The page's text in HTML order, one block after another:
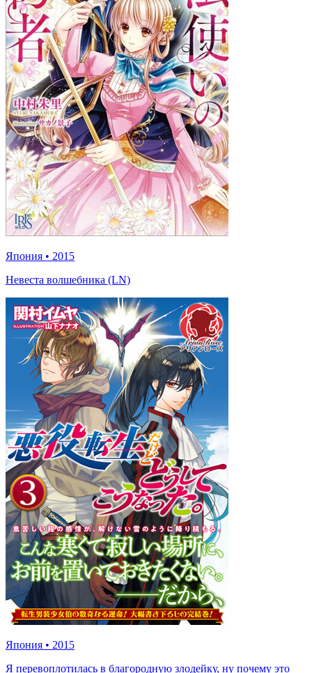
Япония • 2015
Невеста волшебника (LN)
Япония • 2015
Я перевоплотилась в благородную злодейку, ну почему это